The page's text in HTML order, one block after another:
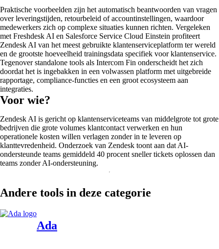
Praktische voorbeelden zijn het automatisch beantwoorden van vragen
over leveringstijden, retourbeleid of accountinstellingen, waardoor
medewerkers zich op complexe situaties kunnen richten. Vergeleken
met Freshdesk AI en Salesforce Service Cloud Einstein profiteert
Zendesk AI van het meest gebruikte klantenserviceplatform ter wereld
en de grootste hoeveelheid trainingsdata specifiek voor klantenservice.
Tegenover standalone tools als Intercom Fin onderscheidt het zich
doordat het is ingebakken in een volwassen platform met uitgebreide
rapportage, compliance-functies en een groot ecosysteem aan
integraties.
Voor wie?
Zendesk AI is gericht op klantenserviceteams van middelgrote tot grote
bedrijven die grote volumes klantcontact verwerken en hun
operationele kosten willen verlagen zonder in te leveren op
klanttevredenheid. Onderzoek van Zendesk toont aan dat AI-
ondersteunde teams gemiddeld 40 procent sneller tickets oplossen dan
teams zonder AI-ondersteuning.
Andere tools in deze categorie
Ada